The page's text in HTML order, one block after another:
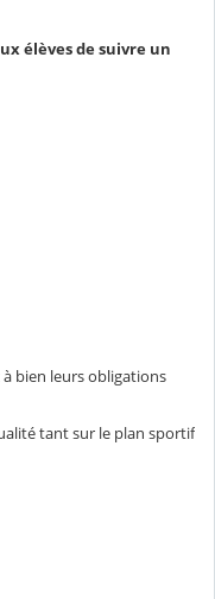
élèves de suivre un
bien leurs obligations
tant sur le plan sportif